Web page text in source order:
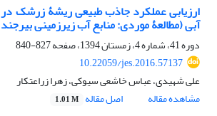
ارزیابی عملکرد جاذب طبیعی ریشۀ زرشک
آبی (مطالعۀ موردی: منابع آب زیرزمینی
دوره 41، شماره 4، زمستان 1394، صفحه
827-840
10.22059/jes.2016.57137
علی شهیدی، عباس خاشعی سیوکی، زهرا زراعتکار
مشاهده مقاله
اصل مقاله 1.01 M